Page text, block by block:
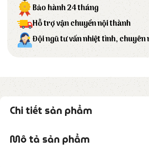
Bảo hành 24 tháng
Hỗ trợ vận chuyển nội thành
Đội ngũ tư vấn nhiệt tình, chuyên
Chi tiết sản phẩm
Mô tả sản phẩm